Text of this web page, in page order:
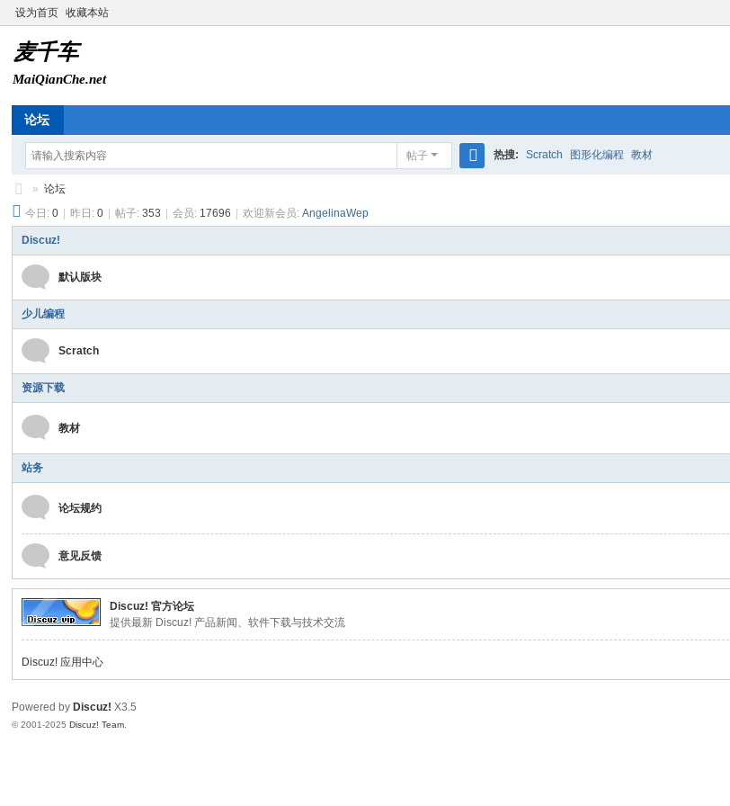
设为首页 收藏本站
论坛
帖子 热搜: Scratch 图形化编程 教材
麦
千
车
» 论坛
今日:0 昨日:0 帖子:353 会员: 17696 欢迎新会员:AngelinaWep
Discuz!
默认版块
少儿编程
Scratch
资源下载
教材
站务
论坛规约
意见反馈
Discuz! 官方论坛
提供最新 Discuz! 产品新闻、软件下载与技术交流
Discuz! 应用中心
Powered by Discuz! X3.5
© 2001-2025Discuz! Team